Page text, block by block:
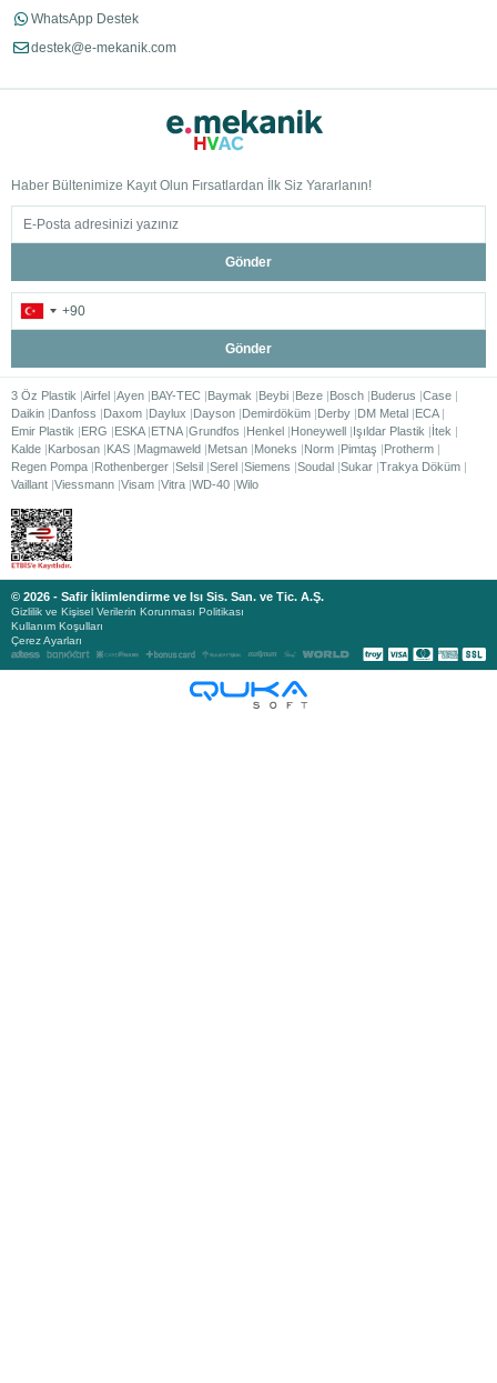
WhatsApp Destek
destek@e-mekanik.com
Haber Bültenimize Kayıt Olun Fırsatlardan İlk Siz Yararlanın!
Gönder
Gönder
3 Öz Plastik Airfel Ayen BAY-TEC Baymak Beybi Beze Bosch Buderus Case
Daikin Danfoss Daxom Daylux Dayson Demirdöküm Derby DM Metal ECA
Emir Plastik
ERG ESKA ETNA Grundfos Henkel Honeywell Işıldar Plastik
İtek
Kalde Karbosan KAS Magmaweld Metsan Moneks Norm Pimtaş
Protherm
Regen Pompa Rothenberger Selsil Serel Siemens Soudal Sukar Trakya Döküm
Vaillant Viessmann Visam Vitra WD-40 Wilo
© 2026 - Safir İklimlendirme ve Isı Sis. San. ve Tic. A.Ş.
Gizlilik ve Kişisel Verilerin Korunması Politikası
Kullanım Koşulları
Çerez Ayarları